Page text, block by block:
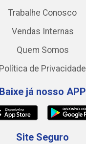
Trabalhe Conosco
Vendas Internas
Quem Somos
Política de Privacidade
Baixe já nosso APP
Site Seguro